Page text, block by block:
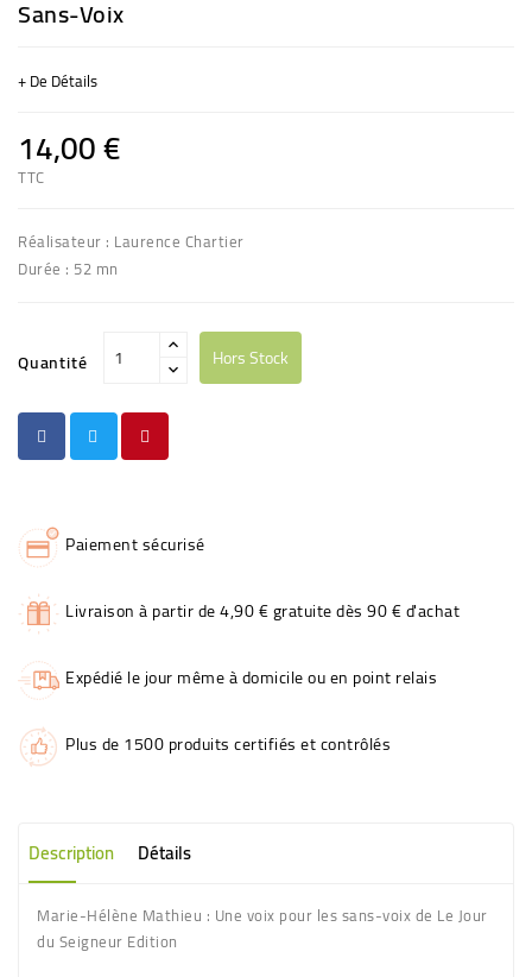
Sans-Voix
+ De Détails
14,00 €
TTC
Réalisateur : Laurence Chartier
Durée : 52 mn
Quantité Hors Stock
Paiement sécurisé
Livraison à partir de 4,90 € gratuite dès 90 € d'achat
Expédié le jour même à domicile ou en point relais
Plus de 1500 produits certifiés et contrôlés
Description Détails
Marie-Hélène Mathieu : Une voix pour les sans-voix de Le Jour
du Seigneur Edition